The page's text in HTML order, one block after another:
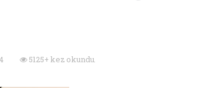
5125+ kez okundu.